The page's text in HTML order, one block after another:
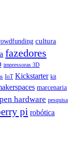
cultura
fazedores
impressoras 3D
IoT Kickstarter kit
marcenaria
hardware pesquisa
pi robótica